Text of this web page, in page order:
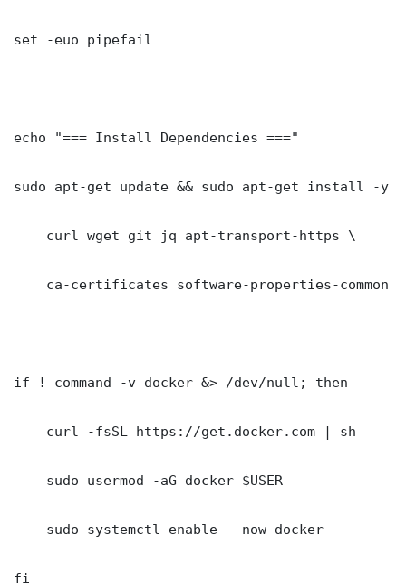
set -euo pipefail
echo "=== Install Dependencies ==="
sudo apt-get update && sudo apt-get install -y \
    curl wget git jq apt-transport-https \
ca-certificates software-properties-common
if ! command -v docker &> /dev/null; then
    curl -fsSL https://get.docker.com | sh
    sudo usermod -aG docker $USER
    sudo systemctl enable --now docker
fi